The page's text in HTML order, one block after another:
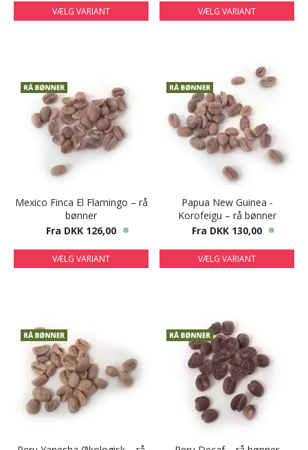
VÆLG VARIANT VÆLG VARIANT
Mexico Finca El Flamingo – rå
bønner
Fra DKK 126,00
VÆLG VARIANT
Papua New Guinea -
Korofeigu – rå bønner
Fra DKK 130,00
VÆLG VARIANT